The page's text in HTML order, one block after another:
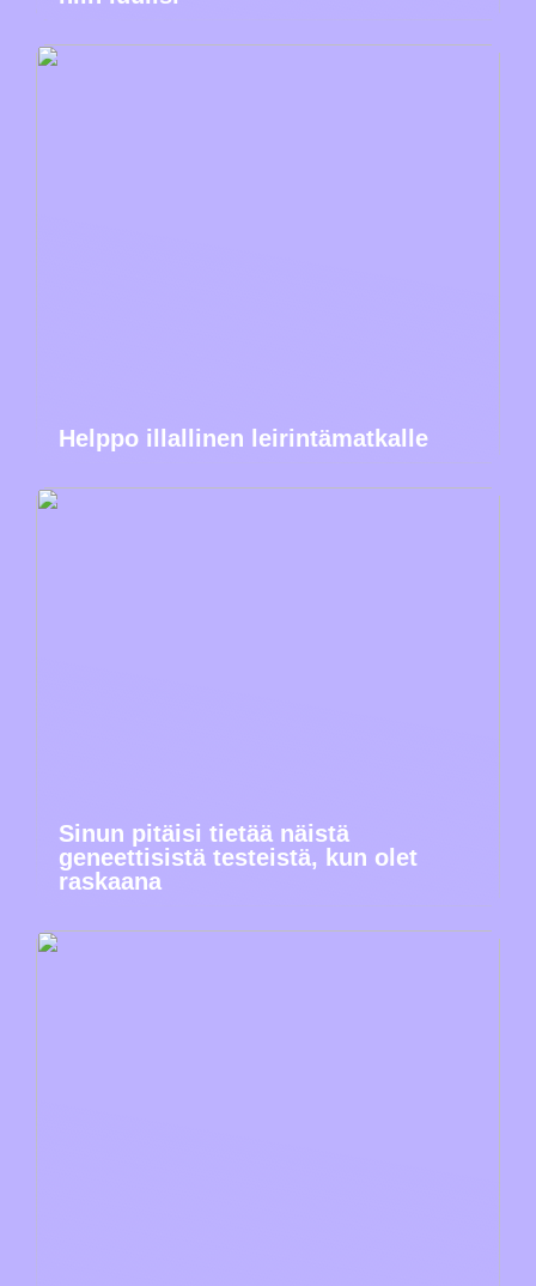
Helppo illallinen leirintämatkalle
Sinun pitäisi tietää näistä
geneettisistä testeistä, kun olet
raskaana